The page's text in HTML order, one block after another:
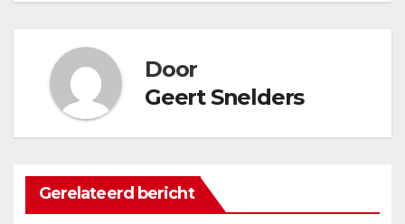
Door
Geert Snelders
Gerelateerd bericht